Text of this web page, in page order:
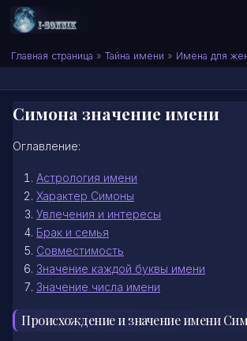
Skip to content
Сонник I-SONNIK.COM
Главная страница » Тайна имени » Имена для
Симона значение имени
Оглавление:
Астрология имени
Характер Симоны
Увлечения и интересы
Брак и семья
Совместимость
Значение каждой буквы имени
Значение числа имени
Происхождение и значение имени